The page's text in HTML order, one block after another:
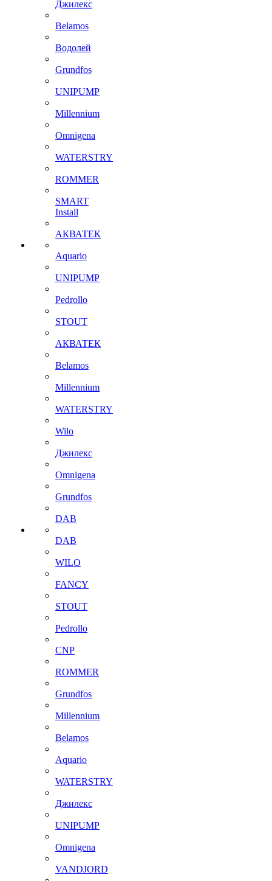
Джилекс
Belamos
Водолей
Grundfos
UNIPUMP
Millennium
Omnigena
WATERSTRY
ROMMER
SMART
Install
АКВАТЕК
Aquario
UNIPUMP
Pedrollo
STOUT
АКВАТЕК
Belamos
Millennium
WATERSTRY
Wilo
Джилекс
Omnigena
Grundfos
DAB
DAB
WILO
FANCY
STOUT
Pedrollo
CNP
ROMMER
Grundfos
Millennium
Belamos
Aquario
WATERSTRY
Джилекс
UNIPUMP
Omnigena
VANDJORD